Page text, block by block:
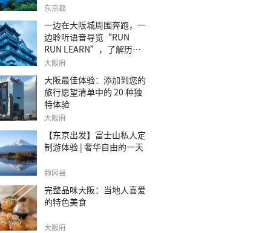
之旅。
东京都
一边在大阪城周围奔跑，一
边聆听语音导览“RUN
RUN LEARN”，了解历
史。
大阪府
大阪最佳体验：添加到您的
旅行愿望清单中的 20 种独
特体验
大阪府
【东京出发】富士山私人定
制游体验 | 奢华自由的一天
静冈县
完整品味大阪：当地人喜爱
的特色美食
大阪府